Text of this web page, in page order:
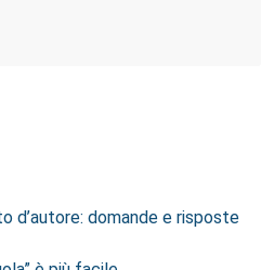
d’autore: domande e risposte